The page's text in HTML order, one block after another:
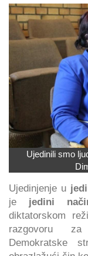
Ujedinili smo
Ujedinjenje u
je jedini
diktatorskom
razgovoru za
Demokratske